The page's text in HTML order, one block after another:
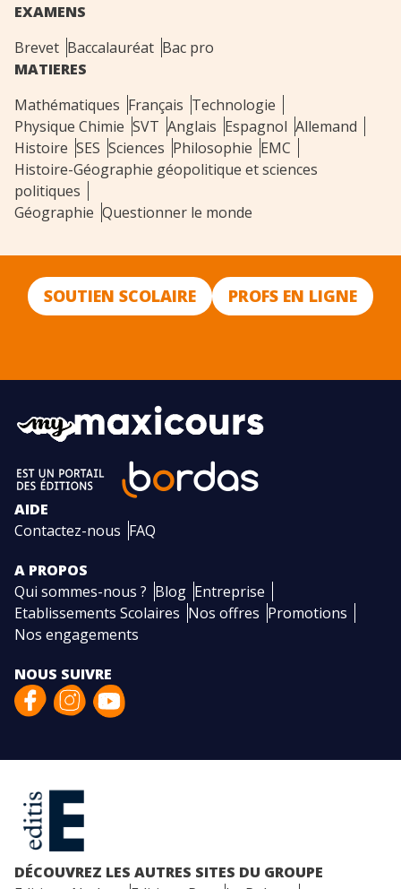
EXAMENS
Brevet Baccalauréat Bac pro
MATIERES
Mathématiques Français Technologie
Physique Chimie SVT Anglais Espagnol Allemand
Histoire SES Sciences Philosophie EMC
Histoire-Géographie géopolitique et sciences
politiques
Géographie Questionner le monde
SOUTIEN SCOLAIRE PROFS EN LIGNE
AIDE
Contactez-nous FAQ
A PROPOS
Qui sommes-nous ? Blog Entreprise
Etablissements Scolaires Nos offres Promotions
Nos engagements
NOUS SUIVRE
DÉCOUVREZ LES AUTRES SITES DU GROUPE